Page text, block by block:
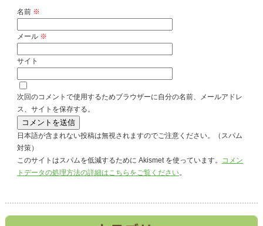
名前 ※
メール ※
サイト
次回のコメントで使用するためブラウザーに自分の名前、メールアドレ
ス、サイトを保存する。
日本語が含まれない投稿は無視されますのでご注意ください。（スパム
対策）
このサイトはスパムを低減するために Akismet を使っています。 コメン
トデータの処理方法の詳細はこちらをご覧ください。